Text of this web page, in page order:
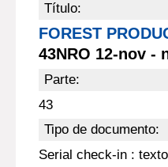
Título:
FOREST
43NRO 12-nov -
Parte:
43
Tipo de documento:
Serial check-in :